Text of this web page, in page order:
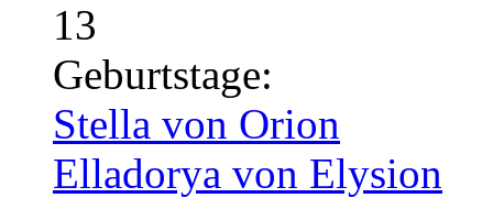
13
Geburtstage:
Stella von Orion
Elladorya von Elysion